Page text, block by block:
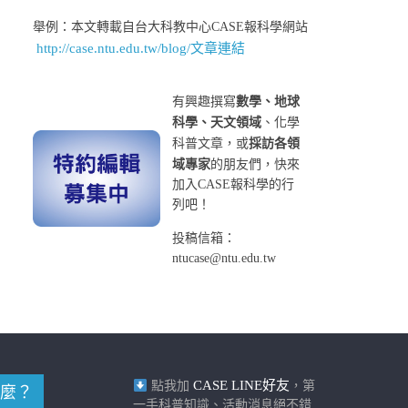
舉例：本文轉載自台大科教中心CASE報科學網站
http://case.ntu.edu.tw/blog/文章連結
有興趣撰寫數學、地球
科學、天文領域 、化學
科普文章，或採訪各領
域專家的朋友們，快來
加入CASE報科學的行
列吧！
投稿信箱：
ntucase@ntu.edu.tw
？ 點我加 CASE LINE好友 ，第
一手科普知識、活動消息絕不錯